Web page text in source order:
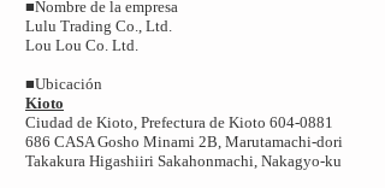
■Nombre de la empresa
Lulu Trading Co., Ltd.
Lou Lou Co. Ltd.
■Ubicación
Kioto
Ciudad de Kioto, Prefectura de Kioto 604-0881
686 CASA Gosho Minami 2B, Marutamachi-dori
Takakura Higashiiri Sakahonmachi, Nakagyo-ku